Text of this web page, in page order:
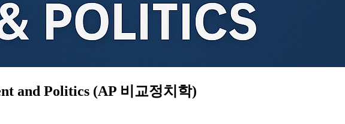
and Politics (AP 비교정치학)